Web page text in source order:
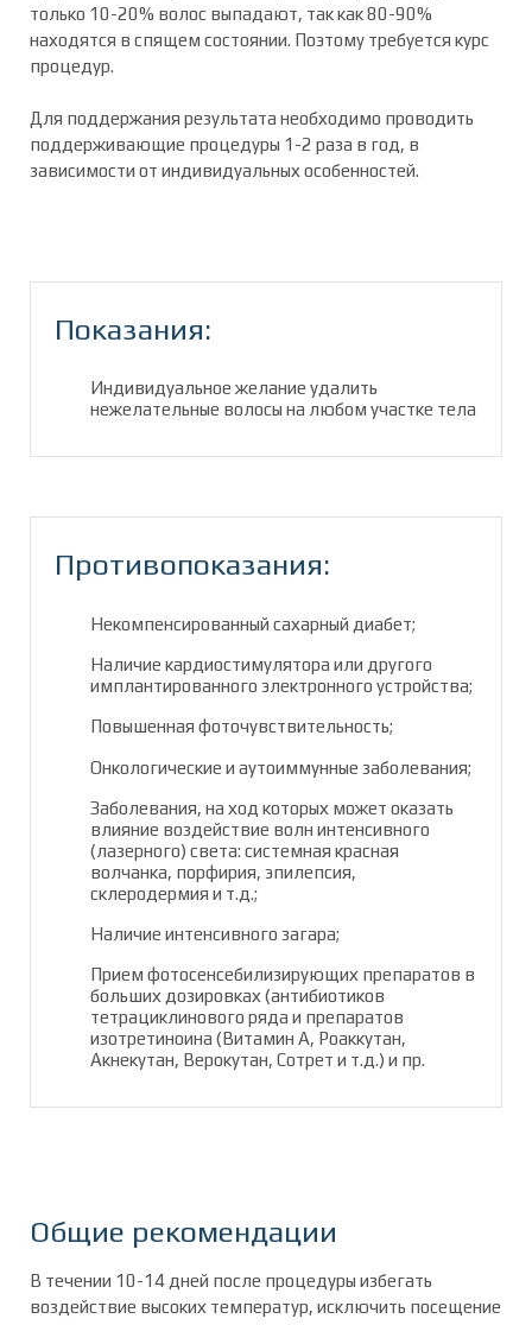
только 10-20% волос выпадают, так как 80-90%
находятся в спящем состоянии. Поэтому требуется курс
процедур.
Для поддержания результата необходимо проводить
поддерживающие процедуры 1-2 раза в год, в
зависимости от индивидуальных особенностей.
Показания:
Индивидуальное желание удалить
нежелательные волосы на любом участке тела
Противопоказания:
Некомпенсированный сахарный диабет;
Наличие кардиостимулятора или другого
имплантированного электронного устройства;
Повышенная фоточувствительность;
Онкологические и аутоиммунные заболевания;
Заболевания, на ход которых может оказать
влияние воздействие волн интенсивного
(лазерного) света: системная красная
волчанка, порфирия, эпилепсия,
склеродермия и т.д.;
Наличие интенсивного загара;
Прием фотосенсебилизирующих препаратов в
больших дозировках (антибиотиков
тетрациклинового ряда и препаратов
изотретиноина (Витамин А, Роаккутан,
Акнекутан, Верокутан, Сотрет и т.д.) и пр.
Общие рекомендации
В течении 10-14 дней после процедуры избегать
воздействие высоких температур, исключить посещение